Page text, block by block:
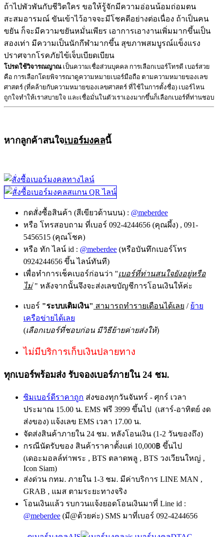
ถ้าไปพัวพันกับชีวิตใคร ขอให้รู้จักมีความอ่อนน้อมถ่อมตน
สะสมอารมณ์ ขันเข้าไว้อาจจะมีโชคดีอย่างต่อเนื่อง ถ้าเป็นคน
ขยัน ก็จะมีความขยันหมั่นเพียร เอาการเอางานเพิ่มมากขึ้นเป็น
สองเท่า มีความเป็นนักกีฬามากขึ้น สุขภาพสมบูรณ์แข็งแรง
ปราศจากโรคภัยไข้เจ็บเบียดเบียน
โปรดใช้วิจารณญาณเป็นความเชื่อส่วนบุคคล การเลือกเบอร์โทรดี เบอร์สวย
คือ การเลือกโดยพิจารณาดูความหมายเบอร์มือถือ ตามความหมายของเลข
ศาสตร์ (ที่คล้ายกับความหมายของเลขศาสตร์ ที่ใช้ในการตั้งชื่อ) เบอร์ไหน
ถูกใจทำให้เราสบายใจ และเชื่อมั่นในตัวเราเองมากขึ้นก็เลือกเบอร์ที่ท่านชอบ
หากลูกค้าสนใจเบอร์มงคลนี้
กดสั่งซื้อสินค้า (สีเขียวด้านบน) : @meberdee
หรือ โทรสอบถาม ที่เบอร์ 092-4244656 (คุณผึ้ง) , 091-
5456515 (คุณโชค)
หรือ ทัก ไลน์ id : @meberdee (หรือบันทึกเบอร์โทร
0924244656 ขึ้น ไลน์ทันที)
เพื่อทำการเช็คเบอร์ก่อนว่า "เบอร์ที่ท่านสนใจยังอยู่หรือ
ไม่" หลังจากนั้นจึงจะส่งเลขบัญชีการโอนเงินให้ค่ะ
เบอร์ "ระบบเติมเงิน" สามารถทำรายเดือนได้เลย / ย้าย
เครือข่ายได้เลย
(เลือกเบอร์ที่ชอบก่อน มีวิธีย้ายค่ายส่งให้)
ไม่มีบริการเก็บเงินปลายทาง
ทุกเบอร์พร้อมส่ง รับจองเบอร์ภายใน 24 ชม.
ซิมเบอร์ดีราคาถูก ส่งของทุกวันจันทร์ - ศุกร์ เวลา
ประมาณ 15.00 น. EMS ฟรี 3999 ขึ้นไป (เสาร์-อาทิตย์ งด
ส่งของ) แจ้งเลข EMS เวลา 17.00 น.
จัดส่งสินค้าภายใน 24 ชม. หลังโอนเงิน (1-2 วันของถึง)
กรณีนัดรับของ สินค้าราคาตั้งแต่ 10,000฿ ขึ้นไป
(เดอะมอลล์ท่าพระ , BTS ตลาดพลู , BTS วงเวียนใหญ่ ,
Icon Siam)
ส่งด่วน กทม. ภายใน 1-3 ชม. มีค่าบริการ LINE MAN ,
GRAB , แมส ตามระยะทางจริง
โอนเงินแล้ว รบกวนแจ้งยอดโอนเงินมาที่ Line id :
@meberdee (มี@ด้วยค่ะ) SMS มาที่เบอร์ 092-4244656